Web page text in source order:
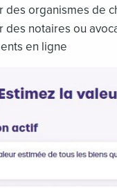
des organismes de
des notaires ou
en ligne